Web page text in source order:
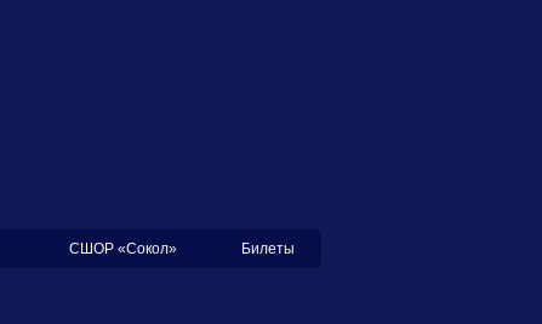
СШОР «Сокол» Билеты